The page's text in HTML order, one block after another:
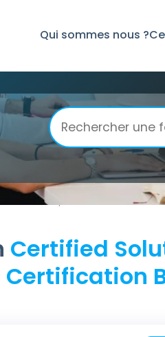
Qui sommes nous ?
Services Certified Solutions
Certified